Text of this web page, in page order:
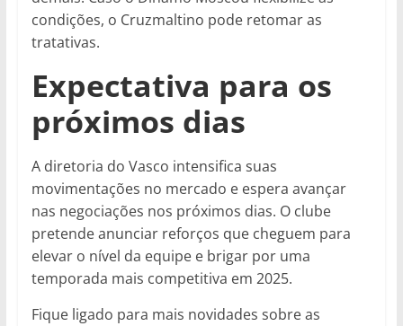
condições, o Cruzmaltino pode retomar as
tratativas.
Expectativa para os
próximos dias
A diretoria do Vasco intensifica suas
movimentações no mercado e espera avançar
nas negociações nos próximos dias. O clube
pretende anunciar reforços que cheguem para
elevar o nível da equipe e brigar por uma
temporada mais competitiva em 2025.
Fique ligado para mais novidades sobre as